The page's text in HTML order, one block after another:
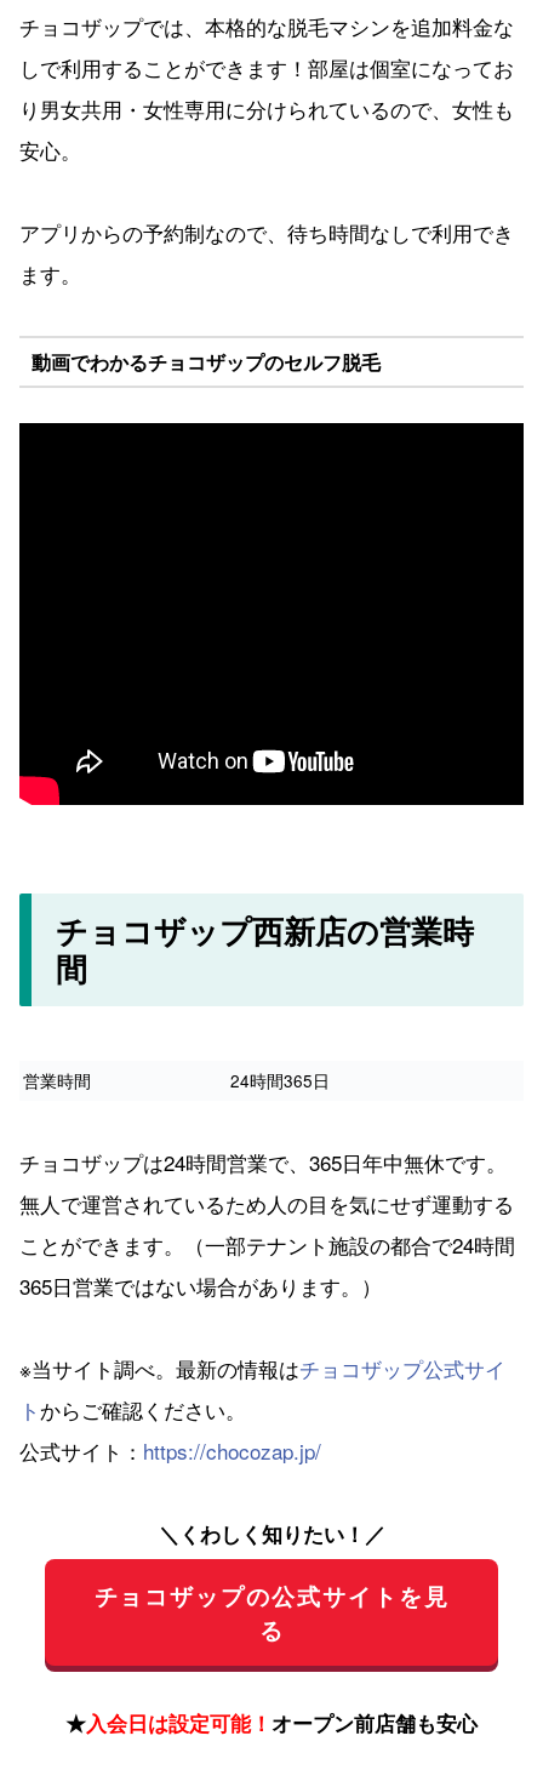
チョコザップでは、本格的な脱毛マシンを追加料金な
しで利用することができます！部屋は個室になってお
り男女共用・女性専用に分けられているので、女性も
安心。
アプリからの予約制なので、待ち時間なしで利用でき
ます。
動画でわかるチョコザップのセルフ脱毛
チョコザップ西新店の営業時
間
営業時間 24時間365日
チョコザップは24時間営業で、365日年中無休です。
無人で運営されているため人の目を気にせず運動する
ことができます。（一部テナント施設の都合で24時間
365日営業ではない場合があります。）
※当サイト調べ。最新の情報はチョコザップ公式サイ
ト からご確認ください。
公式サイト： https://chocozap.jp/
＼くわしく知りたい！／
チョコザップの公式サイトを見
る
★入会日は設定可能！ オープン前店舗も安心